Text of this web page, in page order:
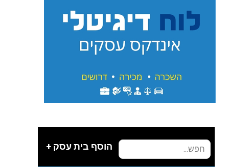
הוסף בית עסק +